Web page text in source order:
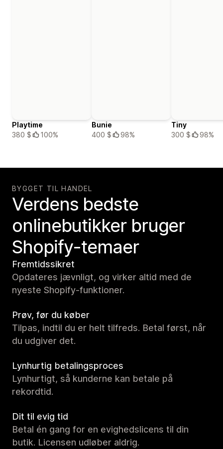
Playtime
380 $
100%
Bunie
400 $
98%
Tiny
300 $
98%
BYGGET TIL HANDEL
Verdens bedste
onlinebutikker bruger
Shopify-temaer
Fremtidssikret
Opdateres jævnligt, og virker altid med de
nyeste Shopify-funktioner.
Prøv, før du køber
Tilpas, indtil du er helt tilfreds. Betal først, når
du udgiver det.
Lynhurtig betalingsproces
Lynhurtigt, så kunderne kan betale på
rekordtid.
Dit til evig tid
Betal én gang for en evighedslicens til din
butik. Licensen udløber aldrig.